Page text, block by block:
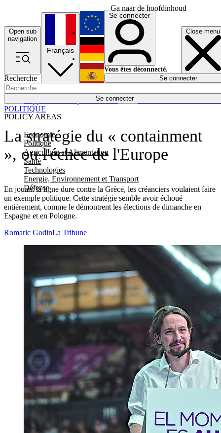
Ga naar de hoofdinhoud
Open sub
navigation
Close menu
Recherche
Se connecter
POLICY AREAS
Economie
Politique
Agriculture et Alimentation
Santé
Technologies
Energie, Environnement et Transport
Défense
Économie
Français
English
Deutsch
Español
Se connecter
Vous êtes déconnecté.
Se connecter
La stratégie du « containment
», ou l'échec de l'Europe
En jouant la ligne dure contre la Grèce, les créanciers voulaient faire
un exemple politique. Cette stratégie semble avoir échoué
entièrement, comme le démontrent les élections de dimanche en
Espagne et en Pologne.
POLITIQUE
Romaric GodinLa Tribune